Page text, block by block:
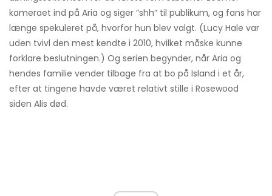
kameraet ind på Aria og siger ”shh” til publikum, og fans har
længe spekuleret på, hvorfor hun blev valgt. (Lucy Hale var
uden tvivl den mest kendte i 2010, hvilket måske kunne
forklare beslutningen.) Og serien begynder, når Aria og
hendes familie vender tilbage fra at bo på Island i et år,
efter at tingene havde været relativt stille i Rosewood
siden Alis død.